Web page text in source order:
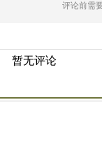
评论前需
暂无评论